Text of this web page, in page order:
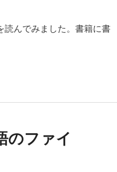
読んでみました。書籍に書
のファイ